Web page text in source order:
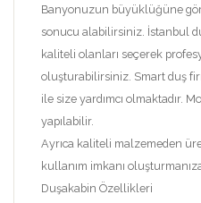
Banyonuzun büyüklüğüne
sonucu alabilirsiniz. İstanbul
kaliteli olanları seçerek
oluşturabilirsiniz. Smart duş
ile size yardımcı olmaktadır.
yapılabilir.
Ayrıca kaliteli malzemeden
kullanım imkanı
Duşakabin Özellikleri